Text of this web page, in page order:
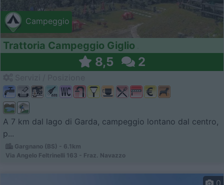
Campeggio
Trattoria Campeggio Giglio
8,5 2
A 7 km dal lago di Garda, campeggio lontano dal centro,
p...
Gargnano (BS) - 6.1km
Via Angelo Feltrinelli 163 - Fraz. Navazzo